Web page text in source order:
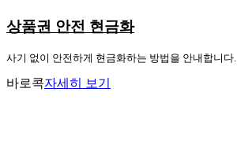
상품권 안전 현금화
사기 없이 안전하게 현금화하는 방법을 안내합니다.
바로콕자세히 보기